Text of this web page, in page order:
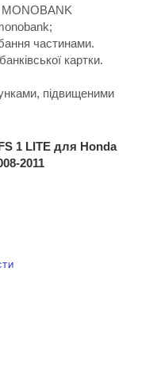
частинами.
картки.
підвищеними
1 LITE для Honda
2011